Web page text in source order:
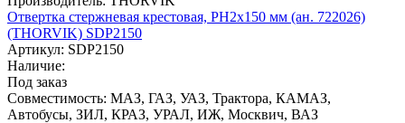
Отвертка стержневая крестовая, PH2x150 мм (ан. 722026)
(THORVIK) SDP2150
Артикул: SDP2150
Наличие:
Под заказ
Совместимость: МАЗ, ГАЗ, УАЗ, Трактора, КАМАЗ,
Автобусы, ЗИЛ, КРАЗ, УРАЛ, ИЖ, Москвич, ВАЗ